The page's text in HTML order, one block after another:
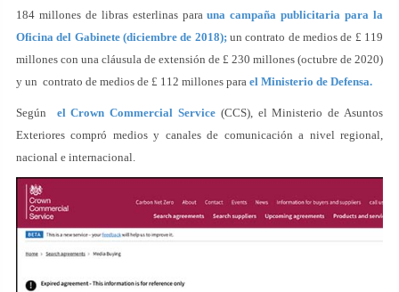
184 millones de libras esterlinas parauna campaña publicitaria para la
Oficina del Gabinete (diciembre de 2018); un contrato de medios de £ 119
millones con una cláusula de extensión de £ 230 millones (octubre de 2020)
y un contrato de medios de £ 112 millones para el Ministerio de Defensa.
Según el Crown Commercial Service (CCS), el Ministerio de Asuntos
Exteriores compró medios y canales de comunicación a nivel regional,
nacional e internacional.